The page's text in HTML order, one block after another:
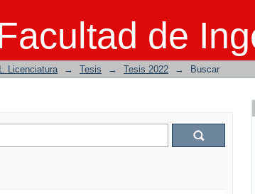
de
Licenciatura → Tesis → Tesis 2022 → Buscar